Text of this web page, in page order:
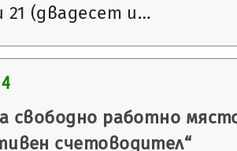
21 (двадесет и…
свободно работно
счетоводител“